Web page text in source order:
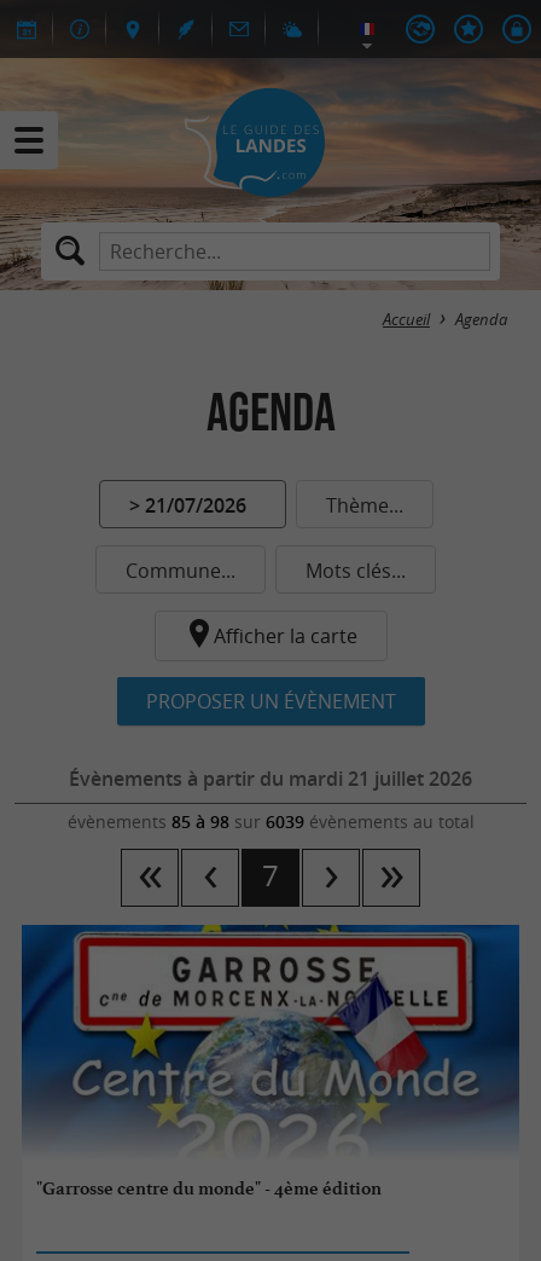
Accueil Agenda
Agenda
> 21/07/2026 Thème...
Commune... Mots clés...
Afficher la carte
PROPOSER UN ÉVÈNEMENT
Évènements à partir du mardi 21 juillet 2026
évènements 85 à 98sur 6039évènements au total
7
"Garrosse centre du monde" - 4ème édition